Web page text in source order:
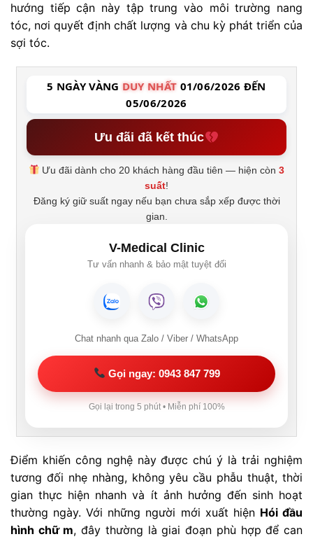
hướng tiếp cận này tập trung vào môi trường nang
tóc, nơi quyết định chất lượng và chu kỳ phát triển của
sợi tóc.
5 NGÀY VÀNG DUY NHẤT 01/06/2026 ĐẾN
05/06/2026
Ưu đãi đã kết thúc
Ưu đãi dành cho 20 khách hàng đầu tiên — hiện còn3
suất!
Đăng ký giữ suất ngay nếu bạn chưa sắp xếp được thời
gian.
V-Medical Clinic
Tư vấn nhanh & bảo mật tuyệt đối
Chat nhanh qua Zalo / Viber / WhatsApp
Gọi ngay: 0943 847 799
Gọi lại trong 5 phút • Miễn phí 100%
Điểm khiến công nghệ này được chú ý là trải nghiệm
tương đối nhẹ nhàng, không yêu cầu phẫu thuật, thời
gian thực hiện nhanh và ít ảnh hưởng đến sinh hoạt
thường ngày. Với những người mới xuất hiện Hói đầu
hình chữ m, đây thường là giai đoạn phù hợp để can